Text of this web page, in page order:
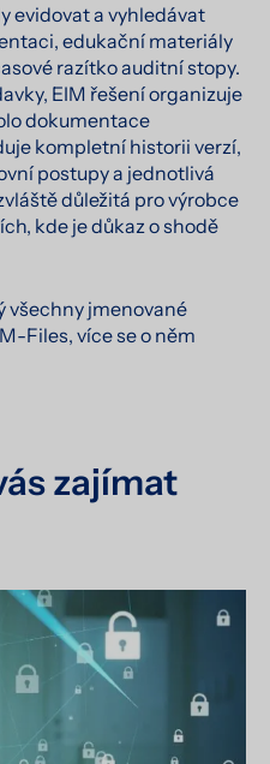
evidovat a vyhledávat
edukační materiály
razítko auditní stopy.
EIM řešení organizuje
dokumentace
kompletní historii verzí,
postupy a jednotlivá
důležitá pro výrobce
kde je důkaz o shodě
všechny jmenované
Files, více se o něm
zajímat